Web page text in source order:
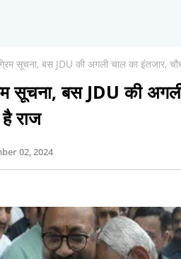
सूचना, बस JDU की अगली चाल का इंतजार,
सूचना, बस JDU की
है राज
02, 2024